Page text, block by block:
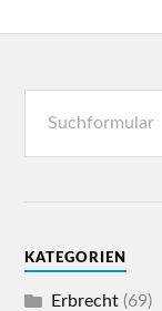
KATEGORIEN
Erbrecht (69)